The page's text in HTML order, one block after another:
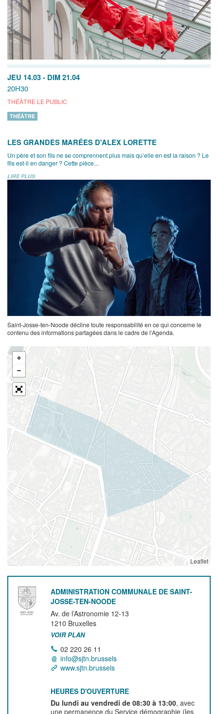
JEU 14.03 - DIM 21.04
20H30
THÉÂTRE LE PUBLIC
THÉÂTRE
LES GRANDES MARÉES D'ALEX LORETTE
Un père et son fils ne se comprennent plus mais qu’elle en est la raison ? Le
fils est-il en danger ? Cette pièce...
LIRE PLUS
Saint-Josse-ten-Noode décline toute responsabilité en ce qui concerne le
contenu des informations partagées dans le cadre de l’Agenda.
Leaflet
ADMINISTRATION COMMUNALE DE SAINT-
JOSSE-TEN-NOODE
Av. de l’Astronomie 12-13
1210 Bruxelles
VOIR PLAN
02 220 26 11
info@sjtn.brussels
www.sjtn.brussels
HEURES D'OUVERTURE
Du lundi au vendredi de 08:30 à 13:00, avec
une permanence du Service démographie (les